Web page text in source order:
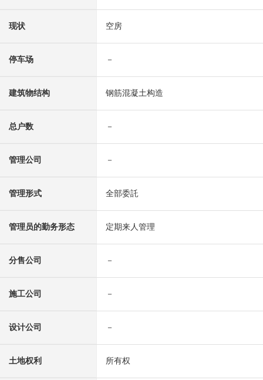
现状 空房
停车场 －
建筑物结构 钢筋混凝土构造
总户数 －
管理公司 －
管理形式 全部委託
管理员的勤务形态 定期来人管理
分售公司 －
施工公司 －
设计公司 －
土地权利 所有权